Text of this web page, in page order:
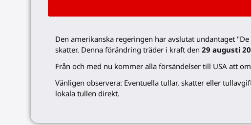
Denamerikanska regeringen har avslutat undantaget
skatter. Denna förändring träder i kraft den 29 augusti
Från och med nu kommer alla försändelser till USA att
Vänligen observera: Eventuella tullar, skatter eller
lokala tullen direkt.